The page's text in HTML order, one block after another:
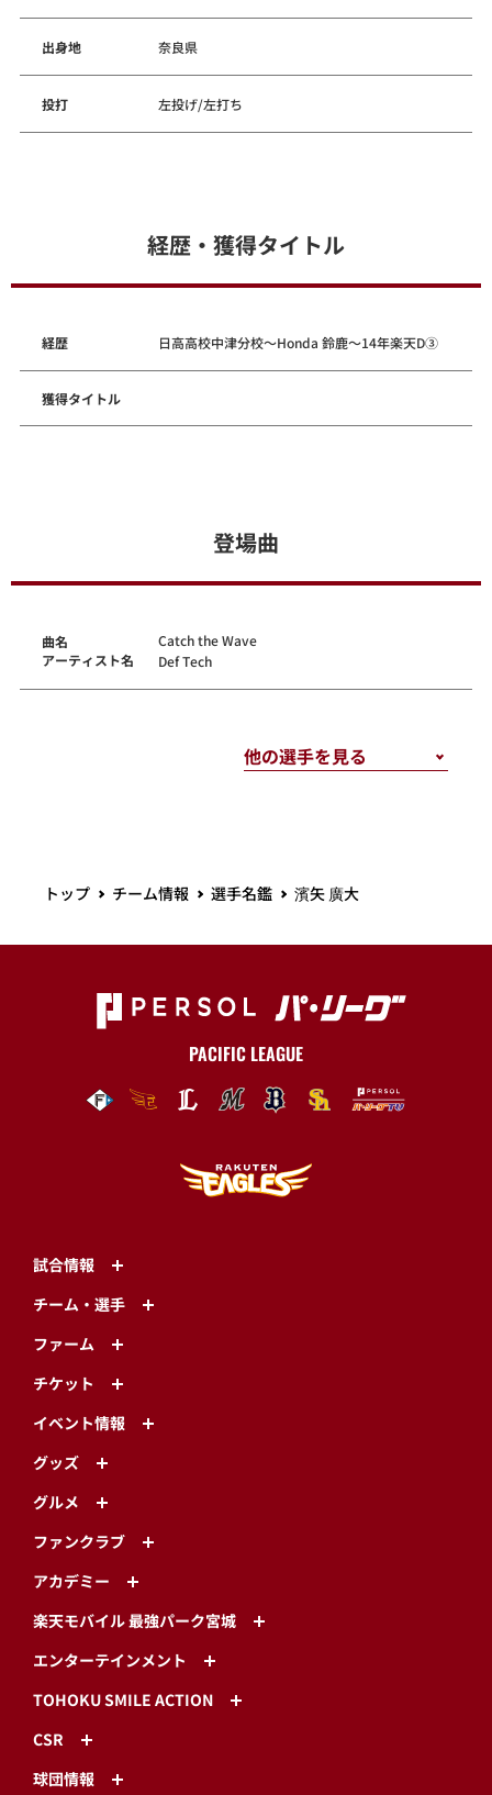
出身地 奈良県
投打 左投げ/左打ち
経歴・獲得タイトル
経歴 日高高校中津分校～Honda 鈴鹿～14年楽天D③
獲得タイトル
登場曲
曲名
アーティスト名
Catch the Wave
Def Tech
トップ チーム情報 選手名鑑 濱矢 廣大
PACIFIC LEAGUE
試合情報
チーム・選手
ファーム
チケット
イベント情報
グッズ
グルメ
ファンクラブ
アカデミー
楽天モバイル 最強パーク宮城
エンターテインメント
TOHOKU SMILE ACTION
CSR
球団情報